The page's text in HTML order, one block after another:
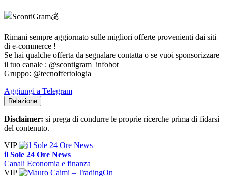
Rimani sempre aggiornato sulle migliori offerte provenienti dai siti
di e-commerce !
Se hai qualche offerta da segnalare contatta o se vuoi sponsorizzare
il tuo canale : @scontigram_infobot
Gruppo: @tecnoffertologia
Aggiungi a Telegram
Relazione
Disclaimer: si prega di condurre le proprie ricerche prima di fidarsi
del contenuto.
VIP
il Sole 24 Ore News
Canali Economia e finanza
VIP